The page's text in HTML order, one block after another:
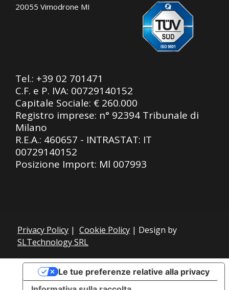
20055 Vimodrone MI
Tel.: +39 02 701471
C.F. e P. IVA: 00729140152
Capitale Sociale: € 260.000
Registro imprese: n° 92394 Tribunale di
Milano
R.E.A.: 460657 - INTRASTAT: IT
00729140152
Posizione Import: Ml 007993
Privacy Policy | Cookie Policy | Design by
SLTechnology SRL
Le tue preferenze relative alla privacy